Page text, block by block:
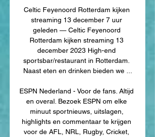
Celtic Feyenoord Rotterdam kijken
streaming 13 december 7 uur
geleden — Celtic Feyenoord
Rotterdam kijken streaming 13
december 2023 High-end
sportsbar/restaurant in Rotterdam.
Naast eten en drinken bieden we ...
ESPN Nederland - Voor de fans. Altijd
en overal. Bezoek ESPN om elke
minuut sportnieuws, uitslagen,
highlights en commentaar te krijgen
voor de AFL, NRL, Rugby, Cricket,